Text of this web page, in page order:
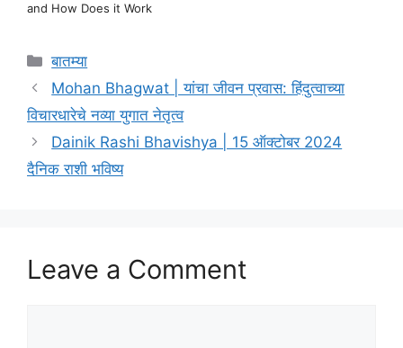
and How Does it Work
Categories
बातम्या
Mohan Bhagwat | यांचा जीवन प्रवास: हिंदुत्वाच्या
विचारधारेचे नव्या युगात नेतृत्व
Dainik Rashi Bhavishya | 15 ऑक्टोबर 2024
दैनिक राशी भविष्य
Leave a Comment